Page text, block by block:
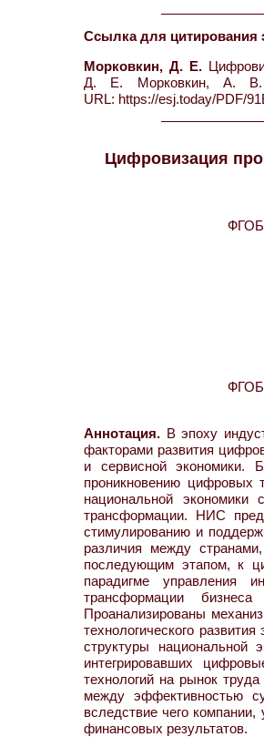
Ссылка для цитирования
Морковкин, Д. Е.
Д. Е. Морковкин, А.
URL: https://esj.today/PDF/
Цифровизация
Аннотация. В эпоху
факторами развития
и сервисной экономики.
проникновению цифровых
национальной
трансформации. НИС
стимулированию и
различия между
последующим этапом, к
парадигме управления
трансформации
Проанализированы
технологического
структуры национальной
интегрировавших
технологий на рынок
между эффективностью
вследствие чего
финансовых результатов.